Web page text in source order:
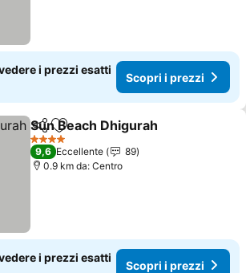
i prezzi esatti
Scopri i prezzi
CondividiAggiungi ai preferiti
Sun Beach Dhigurah
4 Stelle
9,6 Eccellente
89
0.9 km da: Centro
i prezzi esatti
Scopri i prezzi